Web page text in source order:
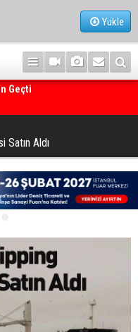
Yükle
Aldı